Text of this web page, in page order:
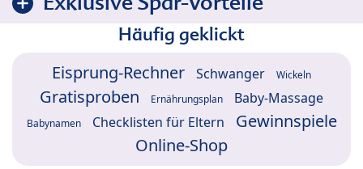
Häufig geklickt
Eisprung-Rechner Schwanger Wickeln
Gratisproben Ernährungsplan Baby-Massage
Babynamen Checklisten für Eltern
Gewinnspiele
Online-Shop